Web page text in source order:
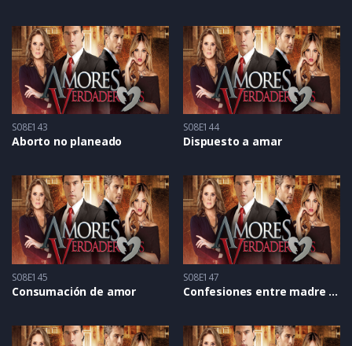
S08E143
Aborto no planeado
S08E144
Dispuesto a amar
S08E145
Consumación de amor
S08E147
Confesiones entre madre e hija